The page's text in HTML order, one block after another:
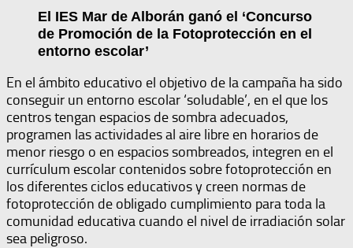
El IES Mar de Alborán ganó el ‘Concurso
de Promoción de la Fotoprotección en el
entorno escolar’
En el ámbito educativo el objetivo de la campaña ha sido
conseguir un entorno escolar ‘soludable’, en el que los
centros tengan espacios de sombra adecuados,
programen las actividades al aire libre en horarios de
menor riesgo o en espacios sombreados, integren en el
currículum escolar contenidos sobre fotoprotección en
los diferentes ciclos educativos y creen normas de
fotoprotección de obligado cumplimiento para toda la
comunidad educativa cuando el nivel de irradiación solar
sea peligroso.